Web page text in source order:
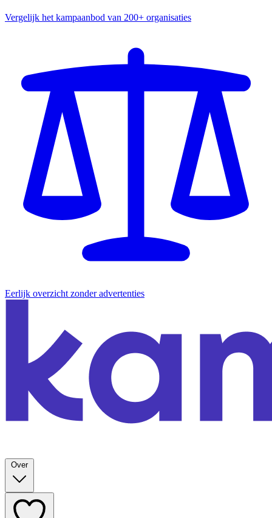
Vergelijk het kampaanbod van 200+ organisaties
Eerlijk overzicht zonder advertenties
Over